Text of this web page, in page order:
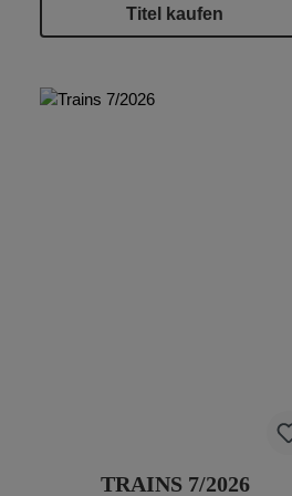
Titel kaufen
TRAINS 7/2026